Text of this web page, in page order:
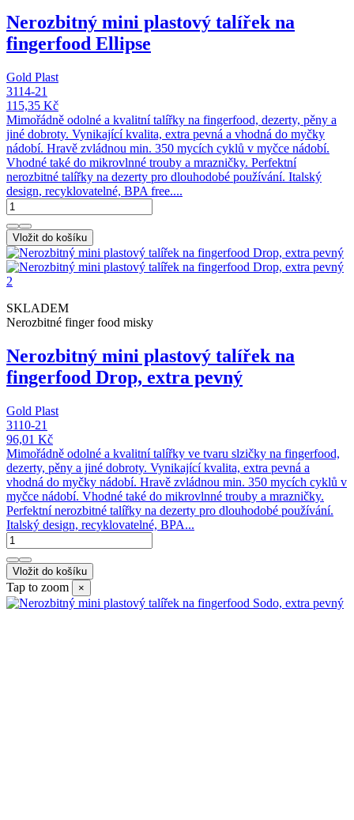
Nerozbitný mini plastový talířek na
fingerfood Ellipse
Gold Plast
3114-21
115,35 Kč
Mimořádně odolné a kvalitní talířky na fingerfood, dezerty, pěny a
jiné dobroty. Vynikající kvalita, extra pevná a vhodná do myčky
nádobí. Hravě zvládnou min. 350 mycích cyklů v myčce nádobí.
Vhodné také do mikrovlnné trouby a mrazničky. Perfektní
nerozbitné talířky na dezerty pro dlouhodobé používání. Italský
design, recyklovatelné, BPA free....
Vložit do košíku
SKLADEM
Nerozbitné finger food misky
Nerozbitný mini plastový talířek na
fingerfood Drop, extra pevný
Gold Plast
3110-21
96,01 Kč
Mimořádně odolné a kvalitní talířky ve tvaru slzičky na fingerfood,
dezerty, pěny a jiné dobroty. Vynikající kvalita, extra pevná a
vhodná do myčky nádobí. Hravě zvládnou min. 350 mycích cyklů v
myčce nádobí. Vhodné také do mikrovlnné trouby a mrazničky.
Perfektní nerozbitné talířky na dezerty pro dlouhodobé používání.
Italský design, recyklovatelné, BPA...
Vložit do košíku
Tap to zoom ×